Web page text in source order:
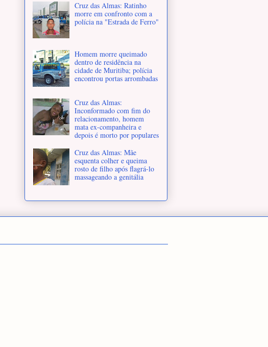
Cruz das Almas: Ratinho
morre em confronto com a
polícia na "Estrada de Ferro"
Homem morre queimado
dentro de residência na
cidade de Muritiba; polícia
encontrou portas arrombadas
Cruz das Almas:
Inconformado com fim do
relacionamento, homem
mata ex-companheira e
depois é morto por populares
Cruz das Almas: Mãe
esquenta colher e queima
rosto de filho após flagrá-lo
massageando a genitália